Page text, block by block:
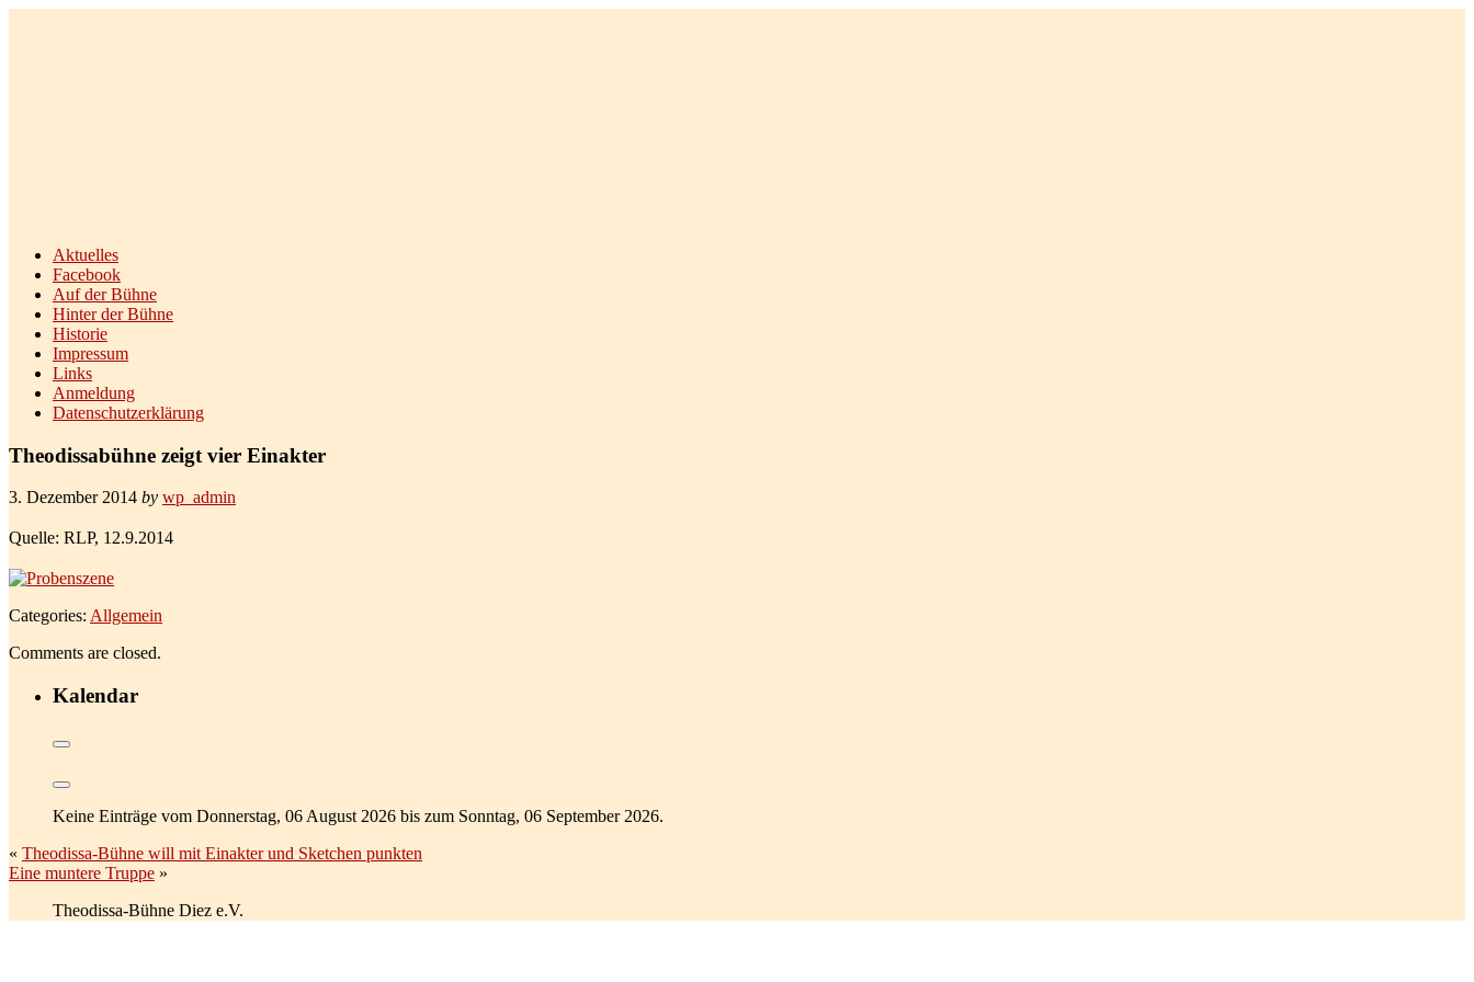
Aktuelles
Facebook
Auf der Bühne
Hinter der Bühne
Historie
Impressum
Links
Anmeldung
Datenschutzerklärung
Theodissabühne zeigt vier Einakter
3. Dezember 2014 by wp_admin
Quelle: RLP, 12.9.2014
Categories: Allgemein
Comments are closed.
Kalendar
Keine Einträge vom Donnerstag, 06 August 2026 bis zum Sonntag, 06 September 2026.
« Theodissa-Bühne will mit Einakter und Sketchen punkten
Eine muntere Truppe »
Theodissa-Bühne Diez e.V.